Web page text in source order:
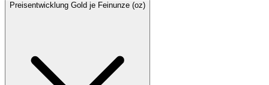
Preisentwicklung Gold je Feinunze (oz)